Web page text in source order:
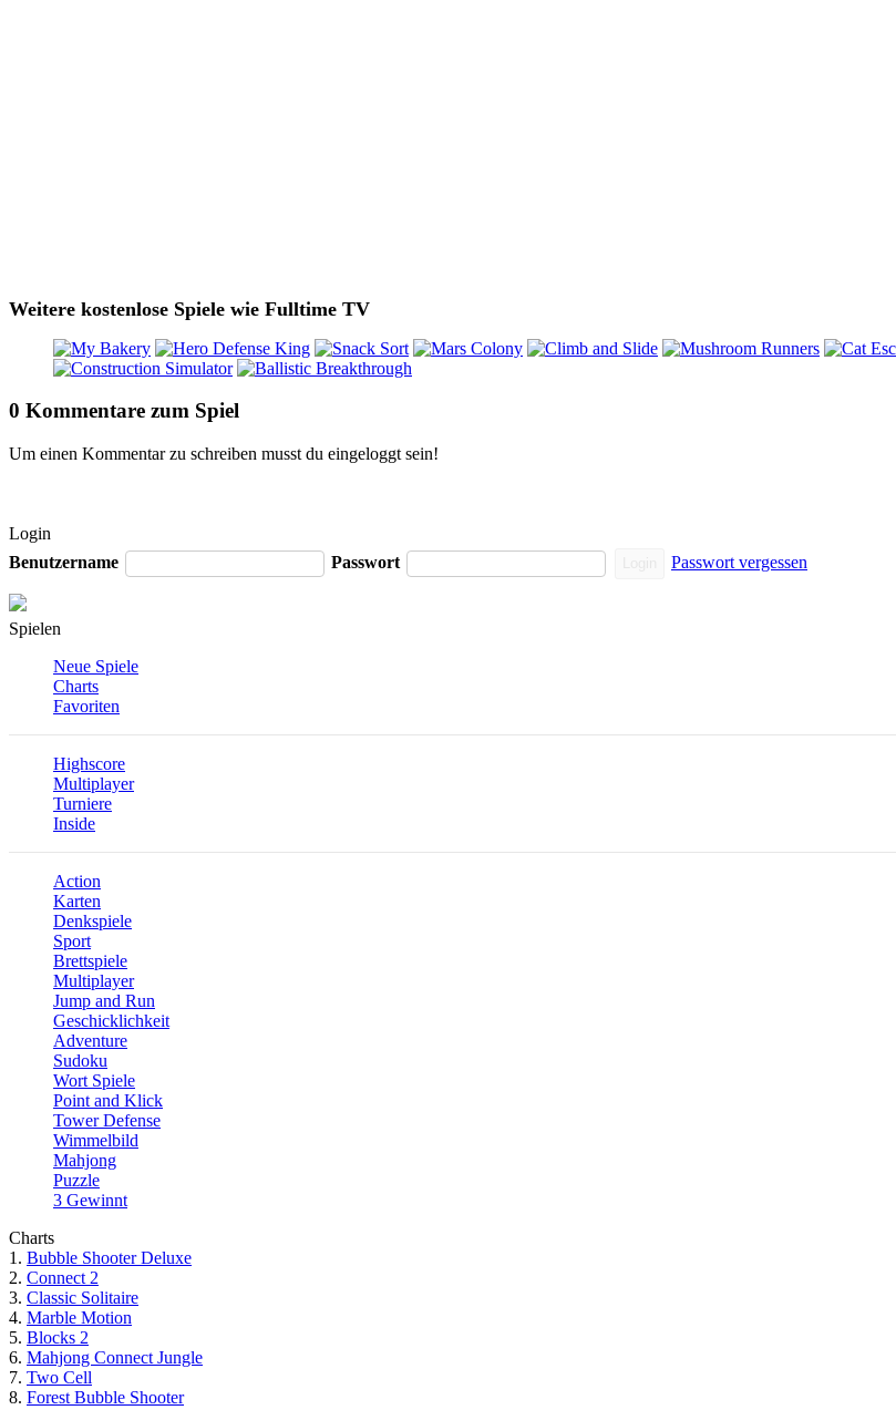
Weitere kostenlose Spiele wie Fulltime TV
0 Kommentare zum Spiel
Um einen Kommentar zu schreiben musst du eingeloggt sein!
Login
Benutzername
Passwort Passwort vergessen
Spielen
Neue Spiele
Charts
Favoriten
Highscore
Multiplayer
Turniere
Inside
Action
Karten
Denkspiele
Sport
Brettspiele
Multiplayer
Jump and Run
Geschicklichkeit
Adventure
Sudoku
Wort Spiele
Point and Klick
Tower Defense
Wimmelbild
Mahjong
Puzzle
3 Gewinnt
Charts
1. Bubble Shooter Deluxe
2. Connect 2
3. Classic Solitaire
4. Marble Motion
5. Blocks 2
6. Mahjong Connect Jungle
7. Two Cell
8. Forest Bubble Shooter